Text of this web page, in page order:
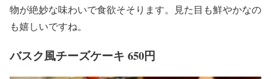
物が絶妙な味わいで食欲そそります。見た目も鮮やかなの
も嬉しいですね。
バスク風チーズケーキ 650円